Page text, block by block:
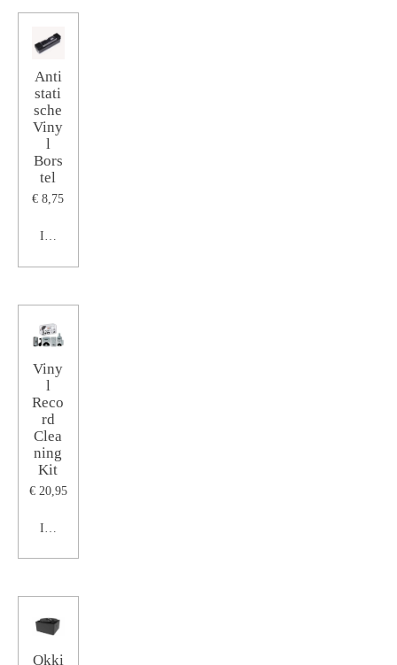
Anti
stati
sche
Viny
l
Bors
tel
€ 8,75
In winkelwagen
Viny
l
Reco
rd
Clea
ning
Kit
€ 20,95
In winkelwagen
Okki